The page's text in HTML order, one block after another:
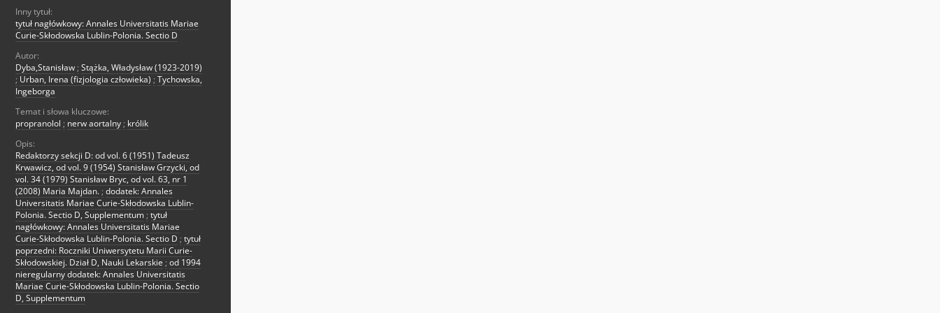
Inny tytuł:
tytuł nagłówkowy: Annales Universitatis Mariae
Curie-Skłodowska Lublin-Polonia. Sectio D
Autor:
Dyba,Stanisław ; Stążka, Władysław (1923-2019)
; Urban, Irena (fizjologia człowieka) ; Tychowska,
Ingeborga
Temat i słowa kluczowe:
propranolol ; nerw aortalny ; królik
Opis:
Redaktorzy sekcji D: od vol. 6 (1951) Tadeusz
Krwawicz, od vol. 9 (1954) Stanisław Grzycki, od
vol. 34 (1979) Stanisław Bryc, od vol. 63, nr 1
(2008) Maria Majdan. ; dodatek: Annales
Universitatis Mariae Curie-Skłodowska Lublin-
Polonia. Sectio D, Supplementum ; tytuł
nagłówkowy: Annales Universitatis Mariae
Curie-Skłodowska Lublin-Polonia. Sectio D ; tytuł
poprzedni: Roczniki Uniwersytetu Marii Curie-
Skłodowskiej. Dział D, Nauki Lekarskie ; od 1994
nieregularny dodatek: Annales Universitatis
Mariae Curie-Skłodowska Lublin-Polonia. Sectio
D, Supplementum